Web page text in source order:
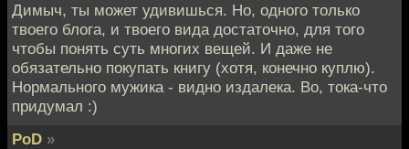
Димыч, ты может удивишься. Но, одного только
твоего блога, и твоего вида достаточно, для того
чтобы понять суть многих вещей. И даже не
обязательно покупать книгу (хотя, конечно куплю).
Нормального мужика - видно издалека. Во, тока-что
придумал :)
PoD »